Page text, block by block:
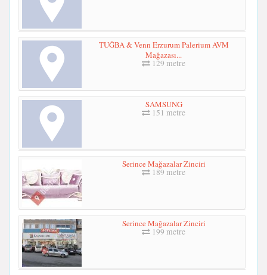
TUĞBA & Venn Erzurum Palerium AVM
Mağazası...
129 metre
SAMSUNG
151 metre
Serince Mağazalar Zinciri
189 metre
Serince Mağazalar Zinciri
199 metre